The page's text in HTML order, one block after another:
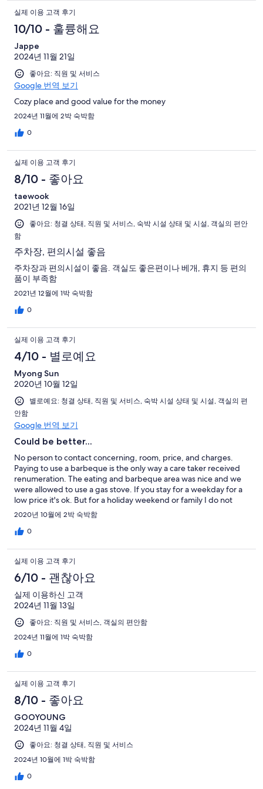
실제 이용 고객 후기
10/10 - 훌륭해요
Jappe
2024년 11월 21일
좋아요: 직원 및 서비스
Google 번역 보기
Cozy place and good value for the money
2024년 11월에 2박 숙박함
0
실제 이용 고객 후기
8/10 - 좋아요
taewook
2021년 12월 16일
좋아요: 청결 상태, 직원 및 서비스, 숙박 시설 상태 및 시설, 객실의 편안
함
주차장, 편의시설 좋음
주차장과 편의시설이 좋음. 객실도 좋은편이나 베개, 휴지 등 편의
품이 부족함
2021년 12월에 1박 숙박함
0
실제 이용 고객 후기
4/10 - 별로예요
Myong Sun
2020년 10월 12일
별로예요: 청결 상태, 직원 및 서비스, 숙박 시설 상태 및 시설, 객실의 편
안함
Google 번역 보기
Could be better...
No person to contact concerning, room, price, and charges.
Paying to use a barbeque is the only way a care taker received
renumeration. The eating and barbeque area was nice and we
were allowed to use a gas stove. If you stay for a weekday for a
low price it's ok. But for a holiday weekend or family I do not
reccomend Muju Bakam Villa pension. Paid for 7 people, 5 could
not make it, with no refund policy or flexability I was unable to
change room. Some exits were blocked, and could be fire or
2020년 10월에 2박 숙박함
0
실제 이용 고객 후기
6/10 - 괜찮아요
실제 이용하신 고객
2024년 11월 13일
좋아요: 직원 및 서비스, 객실의 편안함
2024년 11월에 1박 숙박함
0
실제 이용 고객 후기
8/10 - 좋아요
GOOYOUNG
2024년 11월 4일
좋아요: 청결 상태, 직원 및 서비스
2024년 10월에 1박 숙박함
0